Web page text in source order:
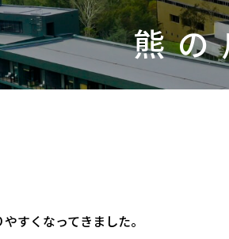
熊
すくなってきました。